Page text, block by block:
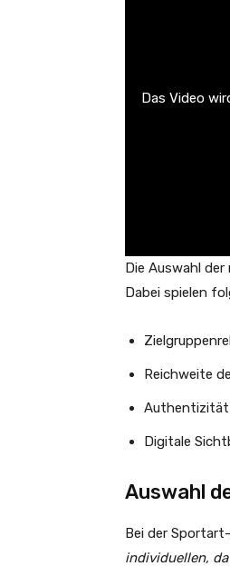
Das Video
Die Auswahl
Dabei spielen
Reichweite
Authentizität
Digitale
Auswahl
Bei der
individuellen,